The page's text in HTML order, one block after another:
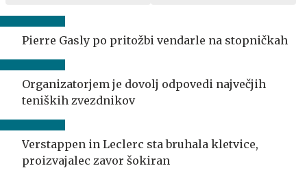
Pierre Gasly po pritožbi vendarle na stopničkah
Organizatorjem je dovolj odpovedi največjih
teniških zvezdnikov
Verstappen in Leclerc sta bruhala kletvice,
proizvajalec zavor šokiran